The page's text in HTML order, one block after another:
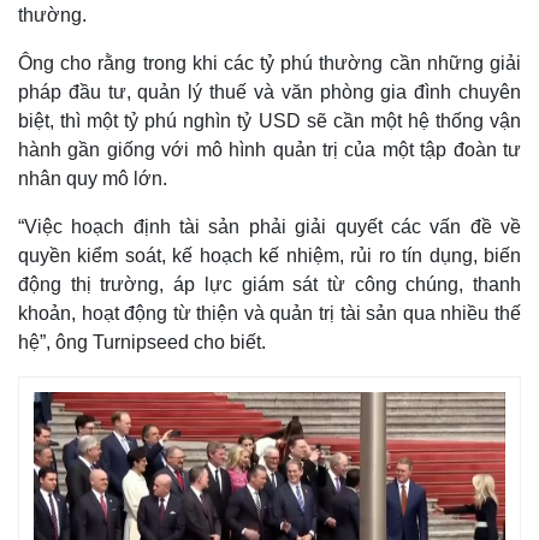
thường.
Ông cho rằng trong khi các tỷ phú thường cần những giải
pháp đầu tư, quản lý thuế và văn phòng gia đình chuyên
biệt, thì một tỷ phú nghìn tỷ USD sẽ cần một hệ thống vận
hành gần giống với mô hình quản trị của một tập đoàn tư
nhân quy mô lớn.
“Việc hoạch định tài sản phải giải quyết các vấn đề về
quyền kiểm soát, kế hoạch kế nhiệm, rủi ro tín dụng, biến
động thị trường, áp lực giám sát từ công chúng, thanh
khoản, hoạt động từ thiện và quản trị tài sản qua nhiều thế
hệ”, ông Turnipseed cho biết.